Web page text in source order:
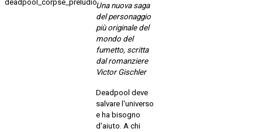
Una nuova saga
del personaggio
più originale del
mondo del
fumetto, scritta
dal romanziere
Victor Gischler
Deadpool deve
salvare l'universo
e ha bisogno
d'aiuto. A chi